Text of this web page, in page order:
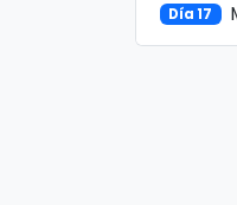
Día 17